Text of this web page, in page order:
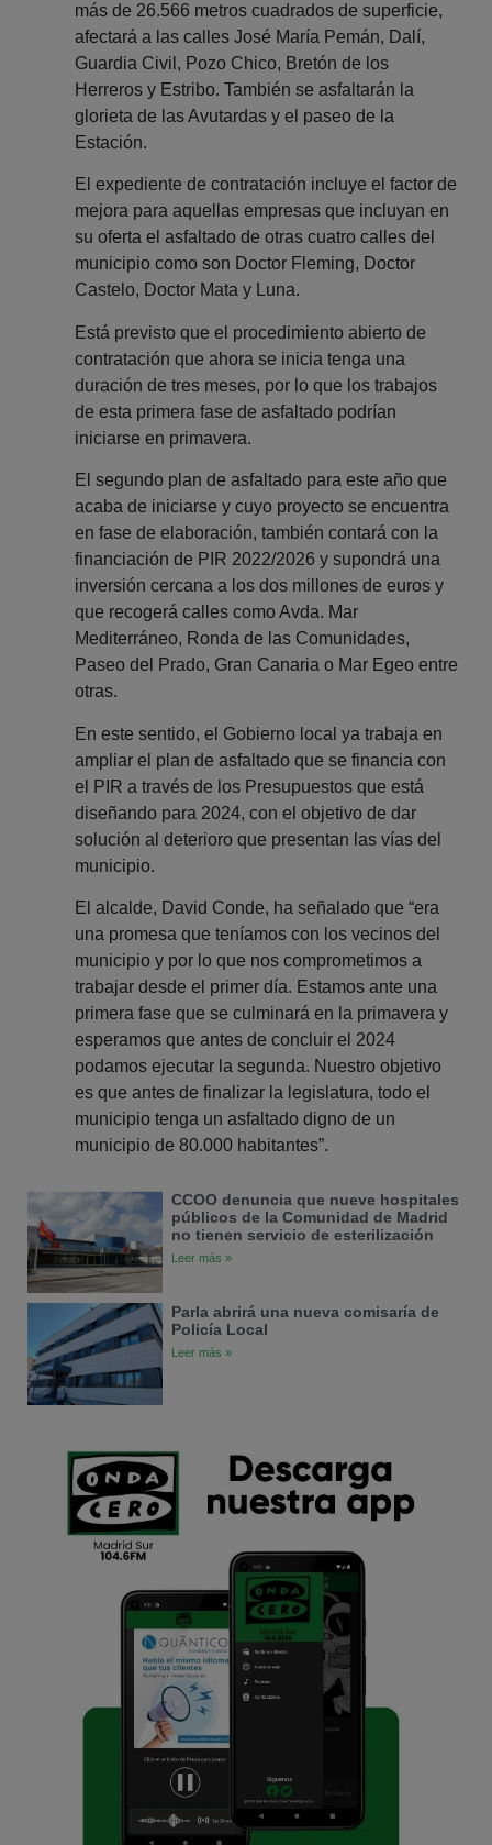
más de 26.566 metros cuadrados de superficie,
afectará a las calles José María Pemán, Dalí,
Guardia Civil, Pozo Chico, Bretón de los
Herreros y Estribo. También se asfaltarán la
glorieta de las Avutardas y el paseo de la
Estación.
El expediente de contratación incluye el factor de
mejora para aquellas empresas que incluyan en
su oferta el asfaltado de otras cuatro calles del
municipio como son Doctor Fleming, Doctor
Castelo, Doctor Mata y Luna.
Está previsto que el procedimiento abierto de
contratación que ahora se inicia tenga una
duración de tres meses, por lo que los trabajos
de esta primera fase de asfaltado podrían
iniciarse en primavera.
El segundo plan de asfaltado para este año que
acaba de iniciarse y cuyo proyecto se encuentra
en fase de elaboración, también contará con la
financiación de PIR 2022/2026 y supondrá una
inversión cercana a los dos millones de euros y
que recogerá calles como Avda. Mar
Mediterráneo, Ronda de las Comunidades,
Paseo del Prado, Gran Canaria o Mar Egeo entre
otras.
En este sentido, el Gobierno local ya trabaja en
ampliar el plan de asfaltado que se financia con
el PIR a través de los Presupuestos que está
diseñando para 2024, con el objetivo de dar
solución al deterioro que presentan las vías del
municipio.
El alcalde, David Conde, ha señalado que “era
una promesa que teníamos con los vecinos del
municipio y por lo que nos comprometimos a
trabajar desde el primer día. Estamos ante una
primera fase que se culminará en la primavera y
esperamos que antes de concluir el 2024
podamos ejecutar la segunda. Nuestro objetivo
es que antes de finalizar la legislatura, todo el
municipio tenga un asfaltado digno de un
municipio de 80.000 habitantes”.
CCOO denuncia que nueve hospitales
públicos de la Comunidad de Madrid
no tienen servicio de esterilización
Leer más »
Parla abrirá una nueva comisaría de
Policía Local
Leer más »